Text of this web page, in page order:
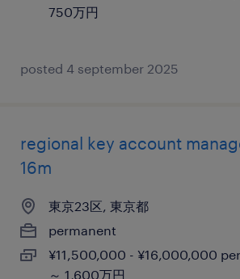
750万円
posted 4 september 2025
regional key account
16m
東京23区, 東京都
permanent
¥11,500,000 - ¥16,000,000 per
～ 1,600万円